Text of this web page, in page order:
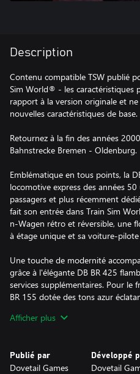
Description
Contenu compatible TSW publié
Sim World® - les caractéristiques
rapport à la version originale et
nouvelles caractéristiques de base.
Retournez à la fin des années
Bahnstrecke Bremen - Oldenburg.
Emblématique en tous points, la
locomotive express des années
passagers et plus récemment
fait son entrée dans Train Sim
n-Wagen rétro et réversible, une
à étage unique et sa voiture-
Une touche de modernité
grâce à l'élégante DB BR 425
services supplémentaires. Pour le
BR 155 dotée des tons azur
toute l'Allemagne et au-delà.
pont basculant traversant la
Afficher plus
Publié par
Dovetail Games
Développé
Dovetail